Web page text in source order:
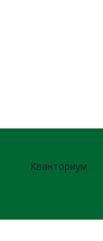
Кванториум